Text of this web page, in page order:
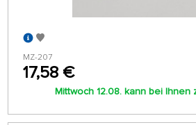
MZ-207
17,58 €
Mittwoch 12.08. kann bei Ihnen